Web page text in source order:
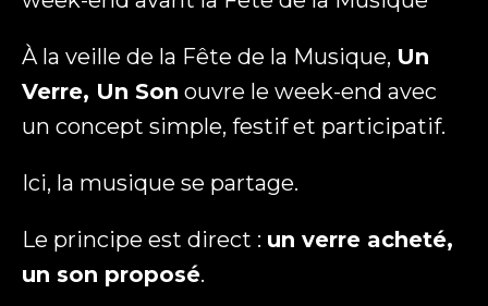
Nom
E-mail(Nécessaire)
Téléphone
Message (Nécessaire)
À la veille de la Fête de la Musique, Un
Verre, Un Son ouvre le week-end avec
un concept simple, festif et participatif.
Ici, la musique se partage.
Le principe est direct : un verre acheté,
un son proposé.